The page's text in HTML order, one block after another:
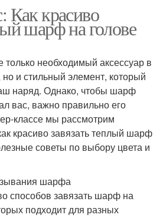
Как красиво
шарф на голове
необходимый аксессуар в
и стильный элемент, который
наряд. Однако, чтобы шарф
вас, важно правильно его
классе мы рассмотрим
красиво завязать теплый шарф
советы по выбору цвета и
шарфа
способов завязать шарф на
подходит для разных